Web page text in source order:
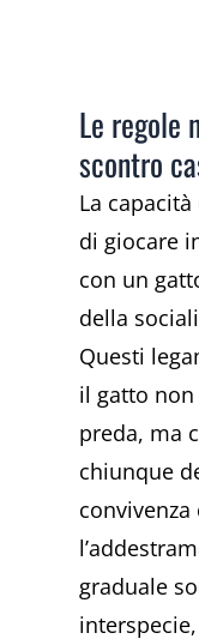
Le regole
scontro
La
di giocare
con un
della
Questi
il gatto
preda, ma
chiunque
graduale